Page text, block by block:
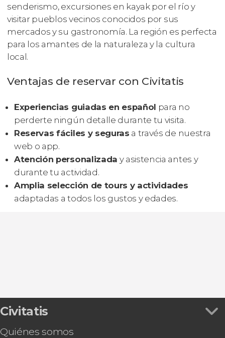
senderismo, excursiones en kayak por el río y
visitar pueblos vecinos conocidos por sus
mercados y su gastronomía. La región es perfecta
para los amantes de la naturaleza y la cultura
local.
Ventajas de reservar con Civitatis
Experiencias guiadas en español para no
perderte ningún detalle durante tu visita.
Reservas fáciles y seguras a través de nuestra
web o app.
Atención personalizada y asistencia antes y
durante tu actividad.
Amplia selección de tours y actividades
adaptadas a todos los gustos y edades.
Civitatis
Quiénes somos